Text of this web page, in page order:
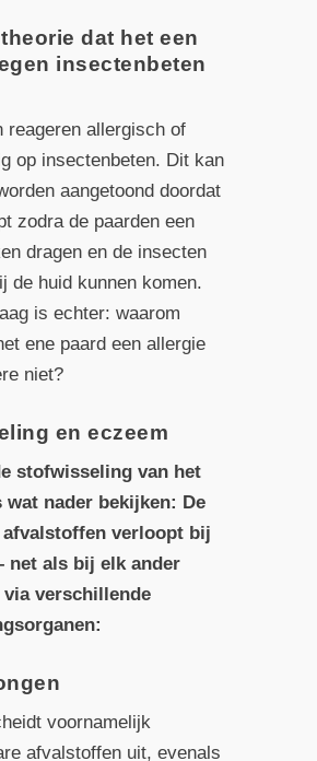
dat het een
insectenbeten
reageren allergisch of
op insectenbeten. Dit kan
aangetoond doordat
zodra de paarden een
dragen en de insecten
de huid kunnen komen.
is echter: waarom
ene paard een allergie
niet?
en eczeem
stofwisseling van het
wat nader bekijken: De
afvalstoffen verloopt bij
net als bij elk ander
verschillende
voornamelijk
afvalstoffen uit, evenals